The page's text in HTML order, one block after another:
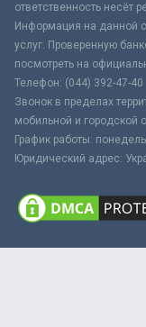
ответственность несёт
Информация на данной
услуг. Проверенную
посмотреть на
Телефон: (044) 392-47-40
Звонок в пределах
мобильной и городской
График работы:
Юридический адрес: